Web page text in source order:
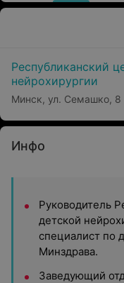
Республиканский
нейрохирургии
Минск, ул. Семашко, 8
Инфо
Руководитель
детской
специалист по
Минздрава.
Заведующий